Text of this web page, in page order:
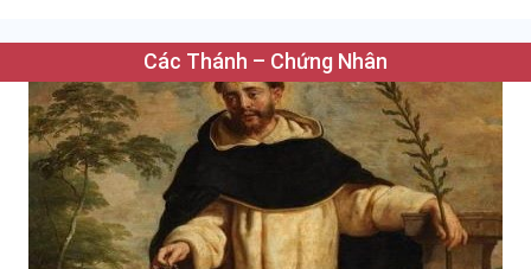
Các Thánh – Chứng Nhân